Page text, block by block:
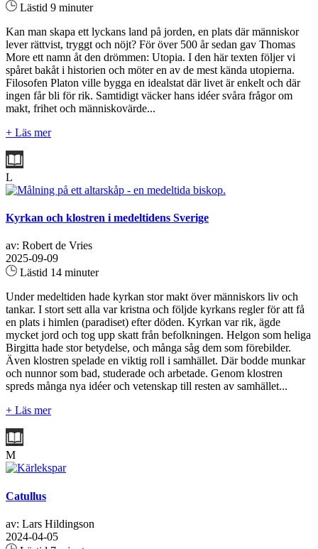
Lästid 9 minuter
Kan man skapa ett lyckans land på jorden, en plats där människor
lever rättvist, tryggt och nöjt? För över 500 år sedan gav Thomas
More ett namn åt den drömmen: Utopia. I den här texten följer vi
spåret bakåt i historien och möter en av de mest kända utopierna.
Filosofen Platon ville bygga en idealstat där livet är enkelt och där
ingen får bli för rik. Samtidigt väcker hans idéer svåra frågor om
makt, frihet och människovärde...
+ Läs mer
L
Kyrkan och klostren i medeltidens Sverige
av: Robert de Vries
2025-09-09
Lästid 14 minuter
Under medeltiden hade kyrkan stor makt över människors liv och
tankar. I stort sett alla var kristna och följde kyrkans regler för att få
en plats i himlen (paradiset) efter döden. Kyrkan var rik, ägde
mycket jord och tog upp skatt från befolkningen. Helgon som heliga
Birgitta hade stor betydelse, och många såg dem som förebilder.
Även klostren spelade en viktig roll i samhället. Där bodde munkar
och nunnor som bad, studerade och arbetade. Genom klostren
spreds många nya idéer och vetenskap till resten av samhället...
+ Läs mer
M
Catullus
av: Lars Hildingson
2024-04-05